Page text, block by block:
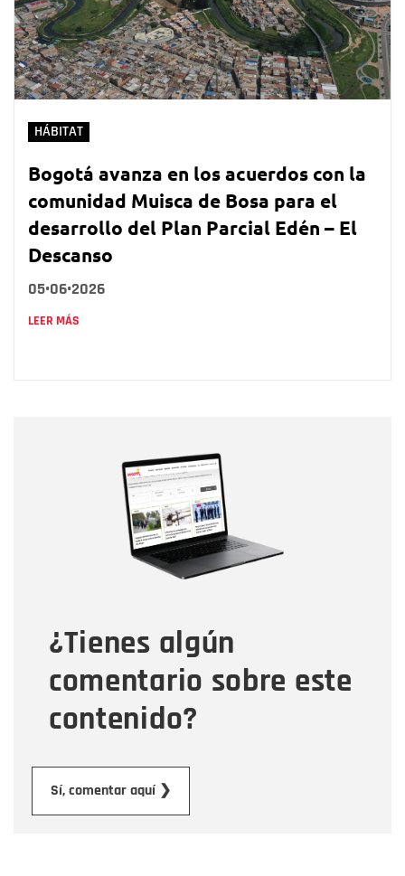
HÁBITAT
Bogotá avanza en los acuerdos con la
comunidad Muisca de Bosa para el
desarrollo del Plan Parcial Edén – El
Descanso
05•06•2026
LEER MÁS
¿Tienes algún
comentario sobre este
contenido?
Sí, comentar aquí ❯
Correo electrónico
Tipo de comentario
Mensaje